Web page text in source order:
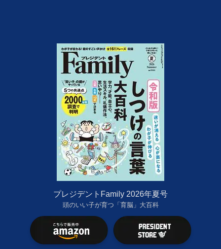
プレジデントFamily 2026年夏号
頭のいい子が育つ「育脳」大百科